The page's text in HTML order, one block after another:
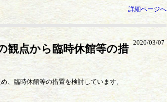
詳細ページへ
2020/03/07
観点から臨時休館等の措
、臨時休館等の措置を検討しています。